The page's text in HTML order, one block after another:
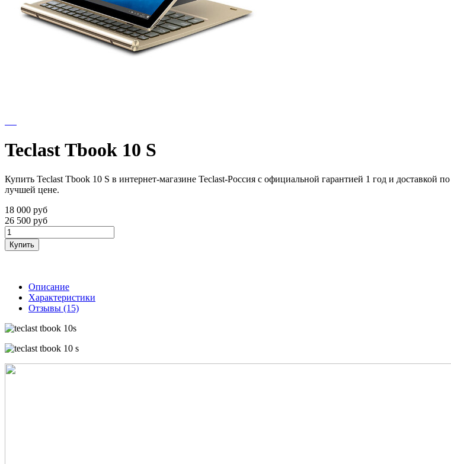
Teclast Tbook 10 S
Купить Teclast Tbook 10 S в интернет-магазине Teclast-Россия с официальной гарантией 1 год и
лучшей цене.
18 000 руб
26 500 руб
Купить
Описание
Характеристики
Отзывы (15)